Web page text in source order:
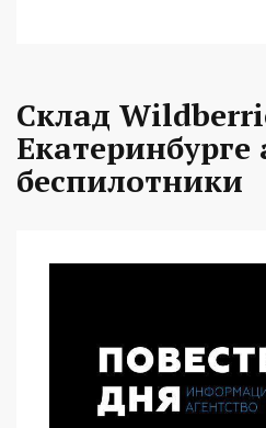
Склад
Екатеринбурге
беспилотники